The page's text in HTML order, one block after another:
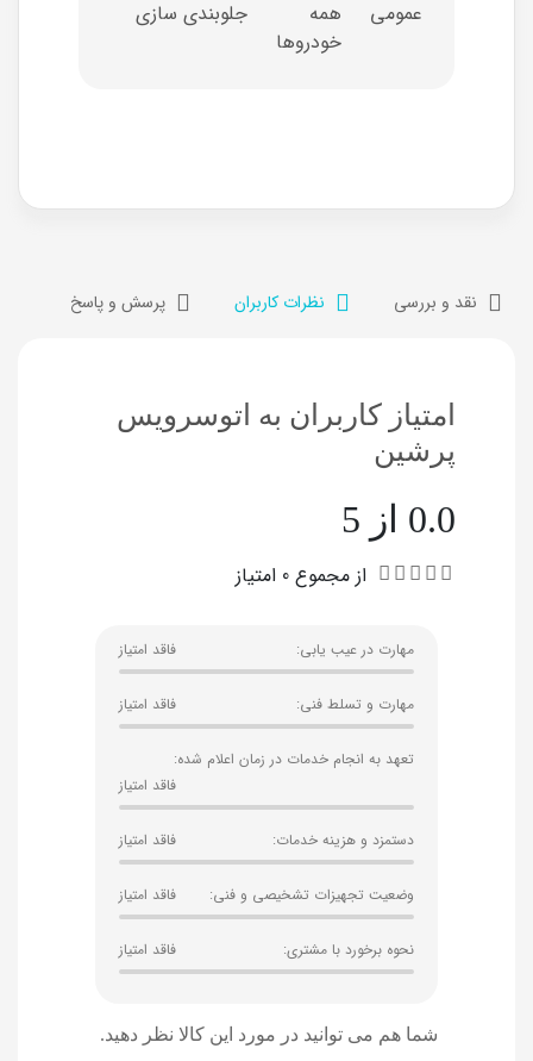
عمومی
همه
خودروها
جلوبندی سازی
خودروها
اتومات
نقد و بررسی نظرات کاربران پرسش و پاسخ
امتیاز کاربران به اتوسرویس
پرشین
0.0 از 5
از مجموع 0 امتیاز
مهارت در عیب یابی: فاقد امتیاز
مهارت و تسلط فنی: فاقد امتیاز
تعهد به انجام خدمات در زمان اعلام شده:
فاقد امتیاز
دستمزد و هزینه خدمات: فاقد امتیاز
وضعیت تجهیزات تشخیصی و فنی: فاقد امتیاز
نحوه برخورد با مشتری: فاقد امتیاز
شما هم می‌ توانید در مورد این کالا نظر دهید.